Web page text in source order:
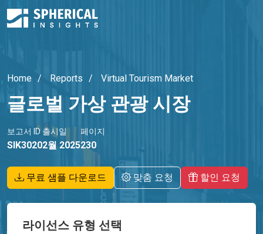
Home Reports Virtual Tourism Market
글로벌 가상 관광 시장
보고서 ID
SIK3020
출시일
2월 2025
페이지
230
무료 샘플 다운로드 맞춤 요청 할인 요청
라이선스 유형 선택